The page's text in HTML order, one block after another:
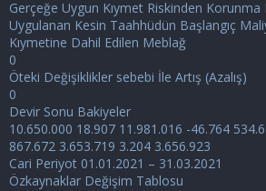
Gerçeğe Uygun Kıymet Riskinden Korunma
Uygulanan Kesin Taahhüdün Başlangıç
Kıymetine Dahil Edilen Meblağ
0
Öteki Değişiklikler sebebi İle Artış (Azalış)
0
Devir Sonu Bakiyeler
10.650.000 18.907 11.981.016 -46.764
867.672 3.653.719 3.204 3.656.923
Cari Periyot 01.01.2021 – 31.03.2021
Özkaynaklar Değişim Tablosu